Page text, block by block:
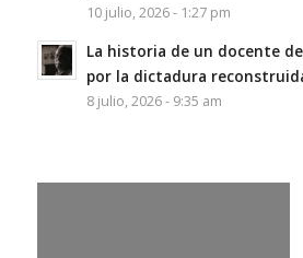
10 julio, 2026 - 1:27 pm
La historia de un docente
por la dictadura
8 julio, 2026 - 9:35 am